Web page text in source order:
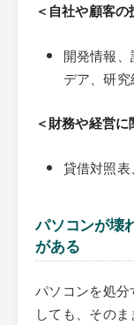
＜自社や顧客の
開発情報
デア、研
＜財務や経営に
貸借対照
パソコンが壊
がある
パソコンを処
しても、その